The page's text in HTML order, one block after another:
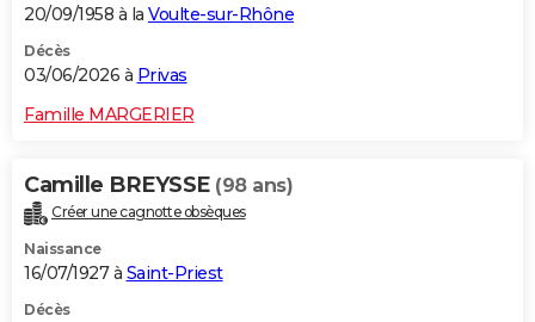
20/09/1958 à la Voulte-sur-Rhône
Décès
03/06/2026 à Privas
Famille MARGERIER
Camille BREYSSE (98 ans)
Créer une cagnotte obsèques
Naissance
16/07/1927 à Saint-Priest
Décès